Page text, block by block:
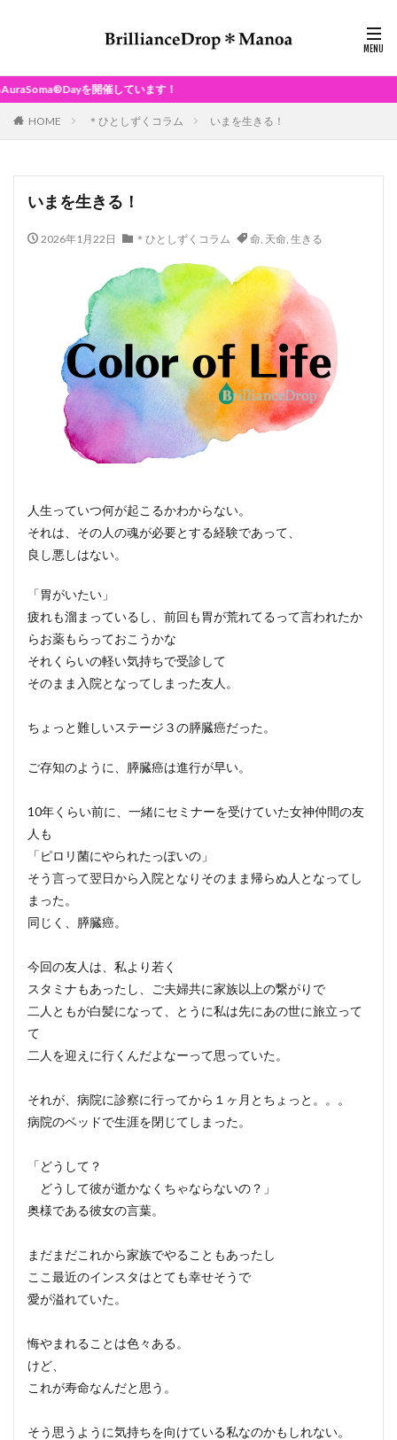
開催しています！
HOME ＊ひとしずくコラム いまを生きる！
いまを生きる！
2026年1月22日 ＊ひとしずくコラム 命, 天命, 生きる
人生っていつ何が起こるかわからない。
それは、その人の魂が必要とする経験であって、
良し悪しはない。
「胃がいたい」
疲れも溜まっているし、前回も胃が荒れてるって言われたか
らお薬もらっておこうかな
それくらいの軽い気持ちで受診して
そのまま入院となってしまった友人。
ちょっと難しいステージ３の膵臓癌だった。
ご存知のように、膵臓癌は進行が早い。
10年くらい前に、一緒にセミナーを受けていた女神仲間の友
人も
「ピロリ菌にやられたっぽいの」
そう言って翌日から入院となりそのまま帰らぬ人となってし
まった。
同じく、膵臓癌。
今回の友人は、私より若く
スタミナもあったし、ご夫婦共に家族以上の繋がりで
二人ともが白髪になって、とうに私は先にあの世に旅立って
て
二人を迎えに行くんだよなーって思っていた。
それが、病院に診察に行ってから１ヶ月とちょっと。。。
病院のベッドで生涯を閉じてしまった。
「どうして？
どうして彼が逝かなくちゃならないの？」
奥様である彼女の言葉。
まだまだこれから家族でやることもあったし
ここ最近のインスタはとても幸せそうで
愛が溢れていた。
悔やまれることは色々ある。
けど、
これが寿命なんだと思う。
そう思うように気持ちを向けている私なのかもしれない。